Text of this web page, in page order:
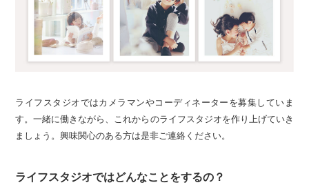
ライフスタジオではカメラマンやコーディネーターを募集していま
す。一緒に働きながら、これからのライフスタジオを作り上げていき
ましょう。興味関心のある方は是非ご連絡ください。
ライフスタジオではどんなことをするの？